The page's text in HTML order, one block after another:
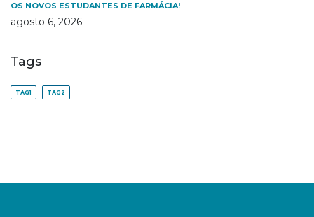
OS NOVOS ESTUDANTES DE FARMÁCIA!
agosto 6, 2026
Tags
TAG1 TAG2